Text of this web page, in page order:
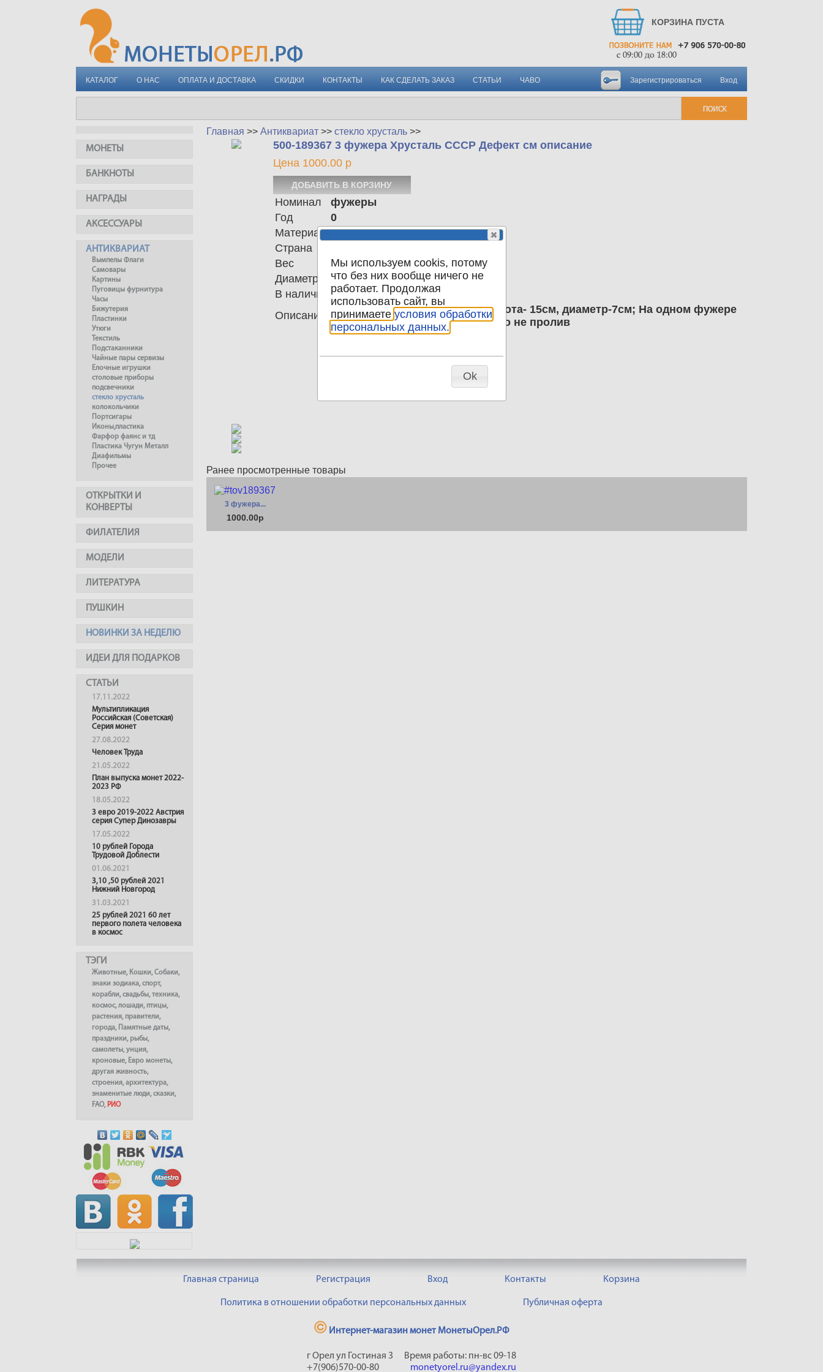
КОРЗИНА ПУСТА
КАТАЛОГ О НАС ОПЛАТА И ДОСТАВКА СКИДКИ КОНТАКТЫ КАК СДЕЛАТЬ ЗАКАЗ СТАТЬИ ЧАВО Вход
Зарегистрироваться
МОНЕТЫ
БАНКНОТЫ
НАГРАДЫ
АКСЕССУАРЫ
АНТИКВАРИАТ
Вымпелы Флаги
Самовары
Картины
Пуговицы фурнитура
Часы
Бижутерия
Пластинки
Утюги
Текстиль
Подстаканники
Чайные пары сервизы
Елочные игрушки
столовые приборы
подсвечники
стекло хрусталь
колокольчики
Портсигары
Иконы,пластика
Фарфор фаянс и тд
Пластика Чугун Металл
Диафильмы
Прочее
ОТКРЫТКИ И
КОНВЕРТЫ
ФИЛАТЕЛИЯ
МОДЕЛИ
ЛИТЕРАТУРА
ПУШКИН
НОВИНКИ ЗА НЕДЕЛЮ
ИДЕИ ДЛЯ ПОДАРКОВ
СТАТЬИ
17.11.2022
Мультипликация
Российская (Советская)
Серия монет
27.08.2022
Человек Труда
21.05.2022
План выпуска монет 2022-
2023 РФ
18.05.2022
3 евро 2019-2022 Австрия
серия Супер Динозавры
17.05.2022
10 рублей Города
Трудовой Доблести
01.06.2021
3,10 ,50 рублей 2021
Нижний Новгород
31.03.2021
25 рублей 2021 60 лет
первого полета человека
в космос
ТЭГИ
Животные, Кошки,Собаки,
знаки зодиака,спорт,
корабли,свадьбы,техника,
космос,лошади, птицы,
растения, правители,
города, Памятные даты,
праздники, рыбы,
самолеты,унция,
кроновые, Евро монеты,
другая живность,
строения,архитектура,
знаменитые люди,сказки,
FAO, РИО
Главная >> Антиквариат >> стекло хрусталь >>
500-189367 3 фужера Хрусталь СССР Дефект см описание
Цена 1000.00 р
Номинал
фужеры
Год
0
Материал Хрусталь
Страна
Вес
528.00
Диаметр
0.00
В наличии
1
Описание
3 фужера Хрусталь СССР ; Высота- 15см, диаметр-7см; На одном фужере
скол см фото.гладкий.Возможно не пролив
Ранее просмотренные товары
3 фужера...
1000.00р
Главная страница Регистрация Вход Контакты Корзина
Политика в отношении обработки персональных данных Публичная оферта
Интернет-магазин монет МонетыОрел.РФ
г Орел ул Гостиная 3
+7(906)570-00-80
Время работы: пн-вс 09-18
monetyorel.ru@yandex.ru
Мы используем cookis, потому
что без них вообще ничего не
работает. Продолжая
использовать сайт, вы
принимаете условия обработки
персональных данных.
Ok